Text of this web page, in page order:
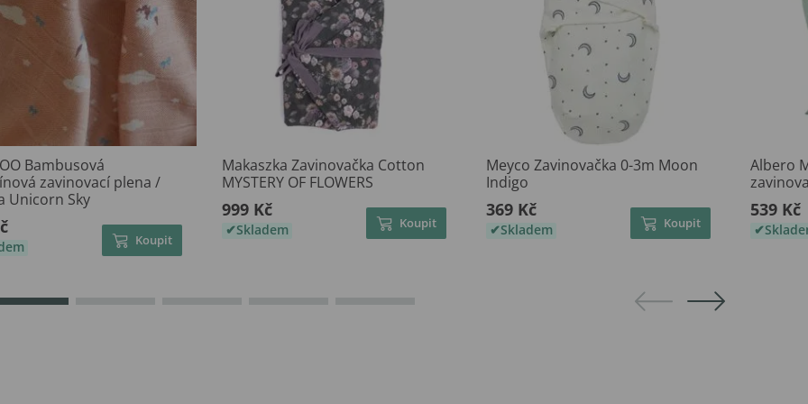
Bambusová
zavinovací plena /
Unicorn Sky
Koupit
Makaszka Zavinovačka Cotton
MYSTERY OF FLOWERS
999 Kč
Skladem Koupit
Meyco Zavinovačka 0-3m Moon
Indigo
369 Kč
Skladem Koupit
Albero
539 Kč